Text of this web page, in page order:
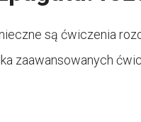
są ćwiczenia
zaawansowanych